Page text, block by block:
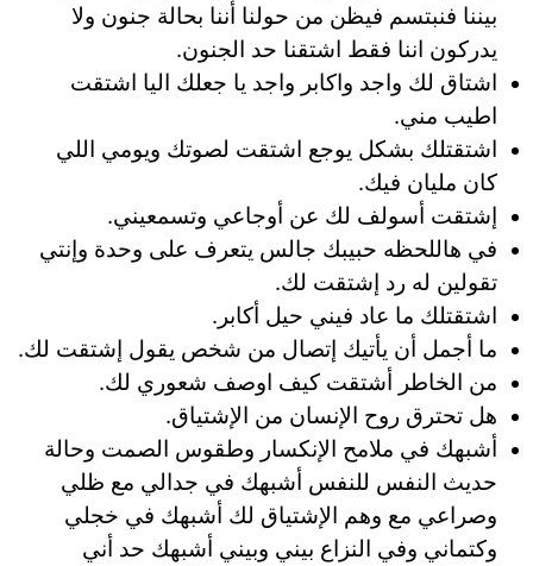
بيننا فنبتسم فيظن من حولنا أننا بحالة جنون ولا
يدركون اننا فقط اشتقنا حد الجنون.
اشتاق لك واجد واكابر واجد يا جعلك اليا اشتقت
اطيب مني.
اشتقتلك بشكل يوجع اشتقت لصوتك ويومي اللي
كان مليان فيك.
إشتقت أسولف لك عن أوجاعي وتسمعيني.
في هاللحظه حبيبك جالس يتعرف على وحدة وإنتي
تقولين له رد إشتقت لك.
اشتقتلك ما عاد فيني حيل أكابر.
ما أجمل أن يأتيك إتصال من شخص يقول إشتقت لك.
من الخاطر أشتقت كيف اوصف شعوري لك.
هل تحترق روح الإنسان من الإشتياق.
أشبهك في ملامح الإنكسار وطقوس الصمت وحالة
حديث النفس للنفس أشبهك في جدالي مع ظلي
وصراعي مع وهم الإشتياق لك أشبهك في خجلي
وكتماني وفي النزاع بيني وبيني أشبهك حد أني